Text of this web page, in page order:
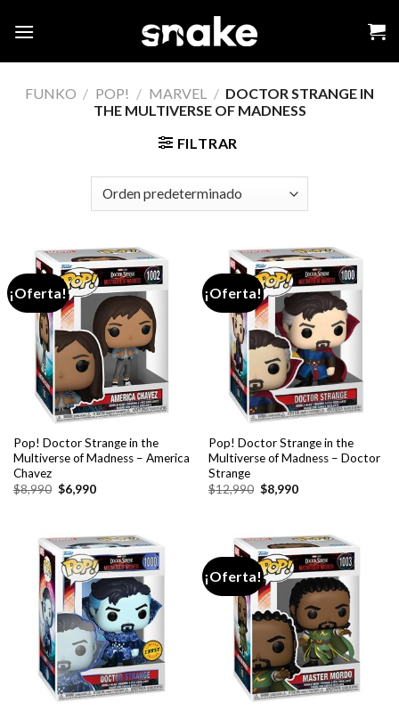
FUNKO / POP! / MARVEL / DOCTOR STRANGE IN
THE MULTIVERSE OF MADNESS
FILTRAR
¡Oferta!
Pop! Doctor Strange in the
Multiverse of Madness – America
Chavez
$8,990 El
precio
$8,990.
$6,990El
$6,990.
¡Oferta!
Pop! Doctor Strange in the
Multiverse of Madness – Doctor
Strange
$12,990 El
precio
$12,990.
$8,990El
$8,990.
¡Oferta!